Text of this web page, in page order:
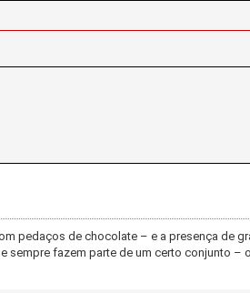
pedaços de chocolate – e a presença de
sempre fazem parte de um certo conjunto –